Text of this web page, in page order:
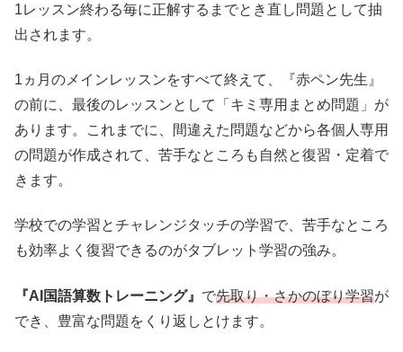
1レッスン終わる毎に正解するまでとき直し問題として抽
出されます。
1ヵ月のメインレッスンをすべて終えて、『赤ペン先生』
の前に、最後のレッスンとして「キミ専用まとめ問題」が
あります。これまでに、間違えた問題などから各個人専用
の問題が作成されて、苦手なところも自然と復習・定着で
きます。
学校での学習とチャレンジタッチの学習で、苦手なところ
も効率よく復習できるのがタブレット学習の強み。
『AI国語算数トレーニング』 で先取り・さかのぼり学習が
でき、豊富な問題をくり返しとけます。